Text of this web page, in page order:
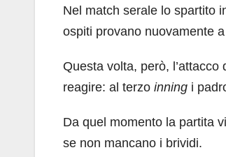
Nel match serale lo spartito
ospiti provano nuovamente
Questa volta, però,
reagire: al terzo inning i
Da quel momento la partita
se non mancano i brividi.